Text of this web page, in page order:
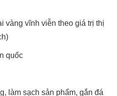
vàng vĩnh viễn theo giá trị thị
quốc